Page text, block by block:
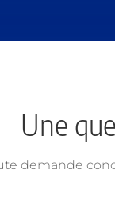
Une
demande